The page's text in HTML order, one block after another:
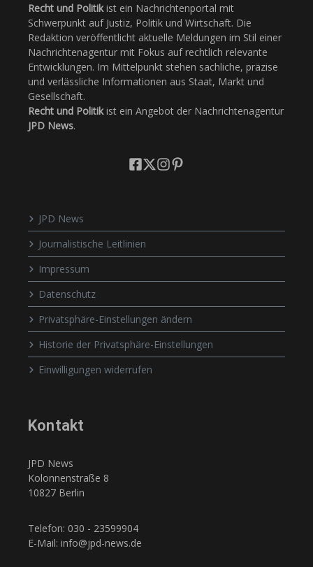
Recht und Politikist ein Nachrichtenportal mit
Schwerpunkt auf Justiz, Politik und Wirtschaft. Die
Redaktion veröffentlicht aktuelle Meldungen im Stil einer
Nachrichtenagentur mit Fokus auf rechtlich relevante
Entwicklungen. Im Mittelpunkt stehen sachliche, präzise
und verlässliche Informationen aus Staat, Markt und
Gesellschaft.
Recht und Politikist ein Angebot der Nachrichtenagentur
JPD News.
JPD News
Journalistische Leitlinien
Impressum
Datenschutz
Privatsphäre-Einstellungen ändern
Historie der Privatsphäre-Einstellungen
Einwilligungen widerrufen
Kontakt
JPD News
Kolonnenstraße 8
10827 Berlin
Telefon: 030 - 23599904
E-Mail: info@jpd-news.de